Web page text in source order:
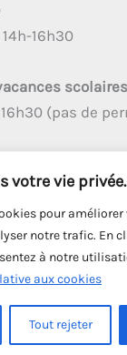
votre vie privée.
pour améliorer
notre trafic. En
à notre
aux cookies
Tout rejeter
16h30
(pas de
droits
Solution